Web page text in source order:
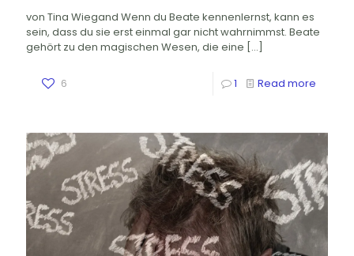
von Tina Wiegand Wenn du Beate kennenlernst, kann es
sein, dass du sie erst einmal gar nicht wahrnimmst. Beate
gehört zu den magischen Wesen, die eine […]
6 1 Read more